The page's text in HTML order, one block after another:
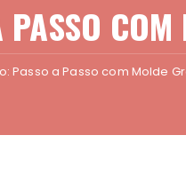
Passo a Passo com Molde